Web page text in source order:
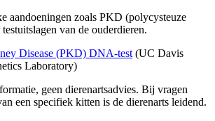
aandoeningen zoals PKD (polycysteuze
testuitslagen van de ouderdieren.
Disease (PKD) DNA-test (UC Davis
Laboratory)
geen dierenartsadvies. Bij vragen
een specifiek kitten is de dierenarts leidend.